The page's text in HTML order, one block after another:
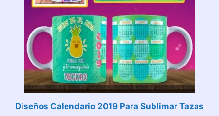
Diseños Calendario 2019 Para Sublimar Tazas